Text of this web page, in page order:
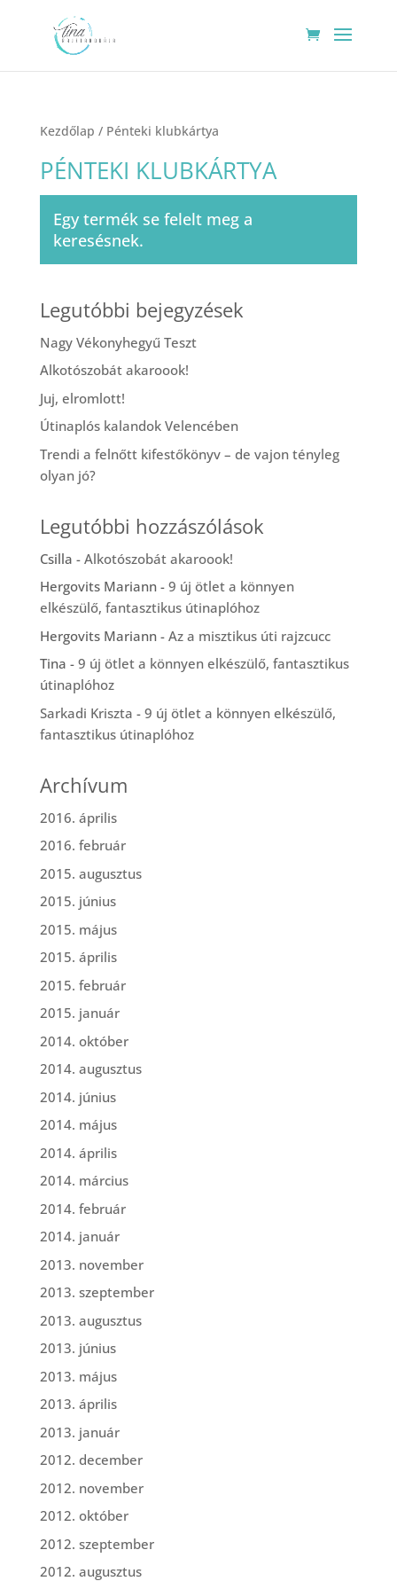
Kezdőlap / Pénteki klubkártya
PÉNTEKI KLUBKÁRTYA
Egy termék se felelt meg a
keresésnek.
Legutóbbi bejegyzések
Nagy Vékonyhegyű Teszt
Alkotószobát akaroook!
Juj, elromlott!
Útinaplós kalandok Velencében
Trendi a felnőtt kifestőkönyv – de vajon tényleg
olyan jó?
Legutóbbi hozzászólások
Csilla - Alkotószobát akaroook!
Hergovits Mariann- 9 új ötlet a könnyen
elkészülő, fantasztikus útinaplóhoz
Hergovits Mariann- Az a misztikus úti rajzcucc
Tina - 9 új ötlet a könnyen elkészülő, fantasztikus
útinaplóhoz
Sarkadi Kriszta - 9 új ötlet a könnyen elkészülő,
fantasztikus útinaplóhoz
Archívum
2016. április
2016. február
2015. augusztus
2015. június
2015. május
2015. április
2015. február
2015. január
2014. október
2014. augusztus
2014. június
2014. május
2014. április
2014. március
2014. február
2014. január
2013. november
2013. szeptember
2013. augusztus
2013. június
2013. május
2013. április
2013. január
2012. december
2012. november
2012. október
2012. szeptember
2012. augusztus